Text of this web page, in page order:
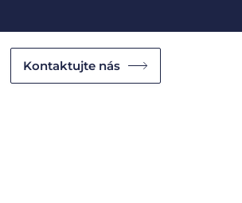
Kontaktujte nás